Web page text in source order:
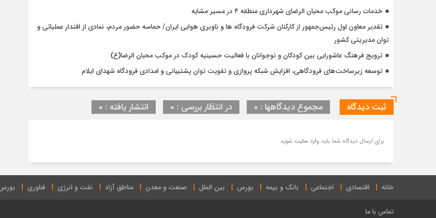
خدمات رسانی موکب محبان الرضای شهرداری منطقه ۴ در مسیر مشایه
تقدیر معاون اول رئیس‌جمهور از کارکنان شرکت فرودگاه ها و ناوبری هوایی ایران/ حماسه حضور مردم، نمادی از اقتدار عملیاتی و
توان مدیریتی کشور
ترویج فرهنگ عاشورایی بین کودکان و نوجوانان با فعالیت حسینیه کودک در موکب محبان الرضا(ع)
توسعه زیرساخت‌های فرودگاهی، افزایش شبکه پروازی و تقویت توان پشتیبانی و امدادی فرودگاه شهدای ایلام
ثبت دیدگاه مجموع دیدگاهها : 0 در انتظار بررسی : 0 انتشار یافته : 0
برای ارسال دیدگاه شما باید وارد سایت شوید.
خانه اقتصادی اجتماعی بانک و بیمه بورس بین الملل صنعت و معدن مناطق آزاد نفت و انرژی فناوری
تماس با ما